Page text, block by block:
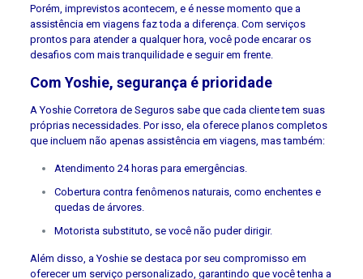
Porém, imprevistos acontecem, e é nesse momento que a
assistência em viagens faz toda a diferença. Com serviços
prontos para atender a qualquer hora, você pode encarar os
desafios com mais tranquilidade e seguir em frente.
Com Yoshie, segurança é prioridade
A Yoshie Corretora de Seguros sabe que cada cliente tem suas
próprias necessidades. Por isso, ela oferece planos completos
que incluem não apenas assistência em viagens, mas também:
Atendimento 24 horas para emergências.
Cobertura contra fenômenos naturais, como enchentes e
quedas de árvores.
Motorista substituto, se você não puder dirigir.
Além disso, a Yoshie se destaca por seu compromisso em
oferecer um serviço personalizado, garantindo que você tenha a